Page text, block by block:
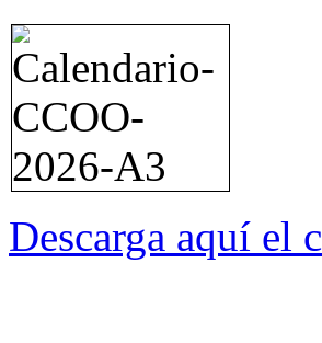
Descarga aquí el